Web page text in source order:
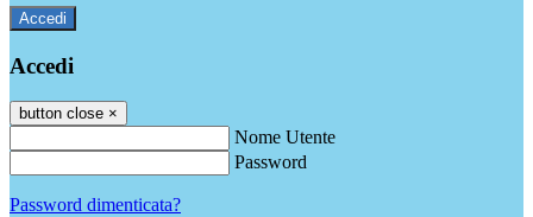
Accedi
Accedi
button close ×
Nome Utente
Password
Password dimenticata?